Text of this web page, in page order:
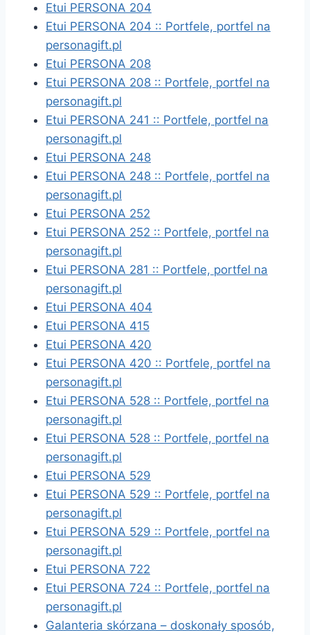
Etui PERSONA 204
Etui PERSONA 204 :: Portfele, portfel na
personagift.pl
Etui PERSONA 208
Etui PERSONA 208 :: Portfele, portfel na
personagift.pl
Etui PERSONA 241 :: Portfele, portfel na
personagift.pl
Etui PERSONA 248
Etui PERSONA 248 :: Portfele, portfel na
personagift.pl
Etui PERSONA 252
Etui PERSONA 252 :: Portfele, portfel na
personagift.pl
Etui PERSONA 281 :: Portfele, portfel na
personagift.pl
Etui PERSONA 404
Etui PERSONA 415
Etui PERSONA 420
Etui PERSONA 420 :: Portfele, portfel na
personagift.pl
Etui PERSONA 528 :: Portfele, portfel na
personagift.pl
Etui PERSONA 528 :: Portfele, portfel na
personagift.pl
Etui PERSONA 529
Etui PERSONA 529 :: Portfele, portfel na
personagift.pl
Etui PERSONA 529 :: Portfele, portfel na
personagift.pl
Etui PERSONA 722
Etui PERSONA 724 :: Portfele, portfel na
personagift.pl
Galanteria skórzana – doskonały sposób,